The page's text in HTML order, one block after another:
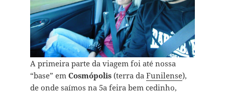
A primeira parte da viagem foi até nossa
“base” em Cosmópolis(terra da Funilense),
de onde saímos na 5a feira bem cedinho,